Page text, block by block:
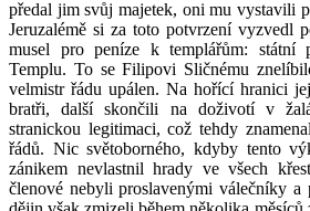
předal jim svůj majetek, oni mu vystavili
Jeruzalémě si za toto potvrzení vyzvedl
musel pro peníze k templářům: státní
Templu. To se Filipovi Sličnému
velmistr řádu upálen. Na hořící hranici
bratři, další skončili na doživotí v
stranickou legitimaci, což tehdy
řádů. Nic světoborného, kdyby tento
zánikem nevlastnil hrady ve všech
členové nebyli proslavenými válečníky a